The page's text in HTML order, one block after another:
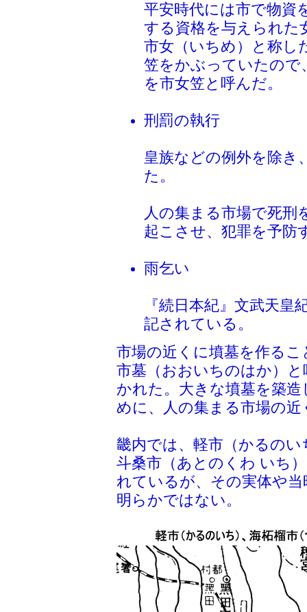
平安時代には市で物資
する資格を与えられた
市女（いちめ）と称し
笠をかぶっていたので
を市女笠と呼んだ。
刑罰の執行
皇族などの例外を除き
た。
人の集まる市場で死刑
起こさせ、犯罪を予防
雨乞い
『続日本紀』文武天
記されている。
市場の近くに墳墓を作る
市墓（おおいちのはか）
かれた。大きな墳墓を築
めに、人の集まる市場の
畿内では、軽市（かるの
斗桑市（あとのくわ いち
れているが、その実体や
明らかではない。